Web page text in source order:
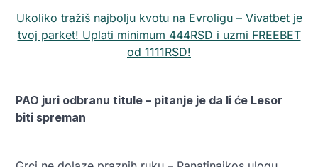
Ukoliko tražiš najbolju kvotu na Evroligu – Vivatbet je
tvoj parket! Uplati minimum 444RSD i uzmi FREEBET
od 1111RSD!
PAO juri odbranu titule – pitanje je da li će Lesor
biti spreman